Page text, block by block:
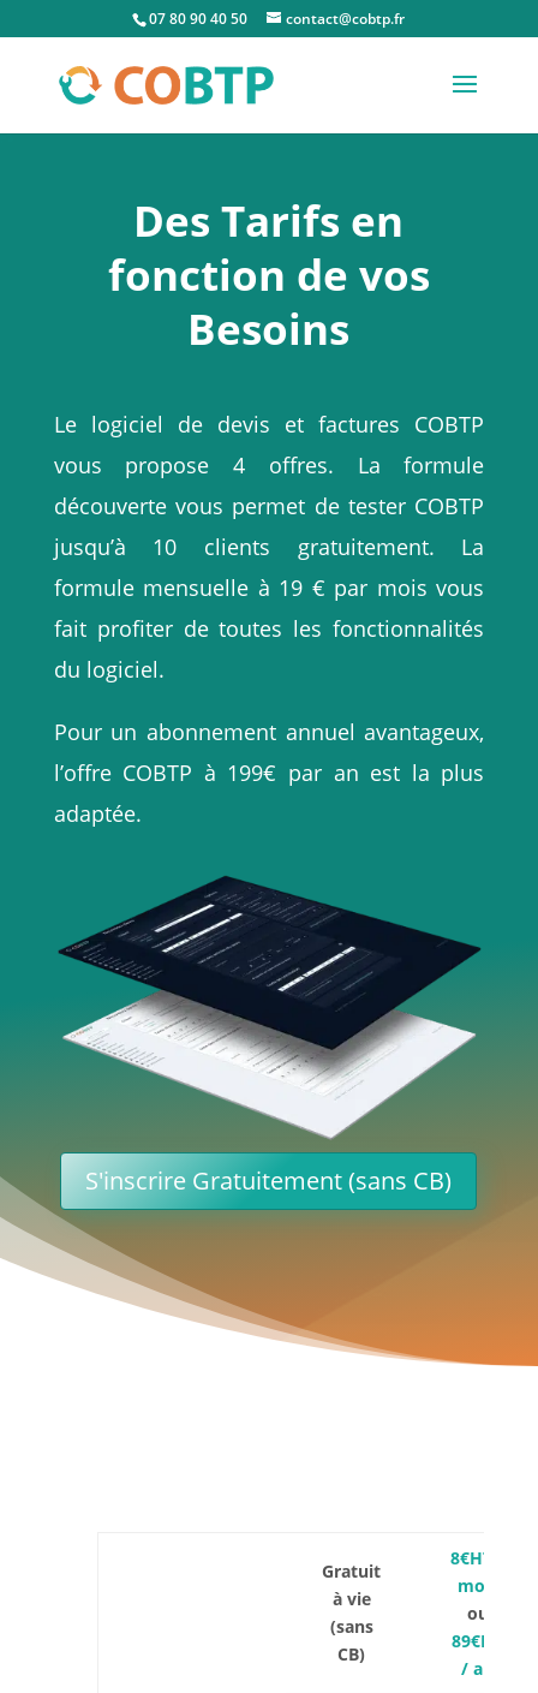
07 80 90 40 50 contact@cobtp.fr
Des Tarifs en
fonction de vos
Besoins
Le logiciel de devis et factures COBTP
vous propose 4 offres. La formule
découverte vous permet de tester COBTP
jusqu’à 10 clients gratuitement. La
formule mensuelle à 19 € par mois vous
fait profiter de toutes les fonctionnalités
du logiciel.
Pour un abonnement annuel avantageux,
l’offre COBTP à 199€ par an est la plus
adaptée.
S'inscrire Gratuitement (sans CB)
Gratuit
à vie
(sans
CB)
8€HT /
mois
ou
89€HT
/ an